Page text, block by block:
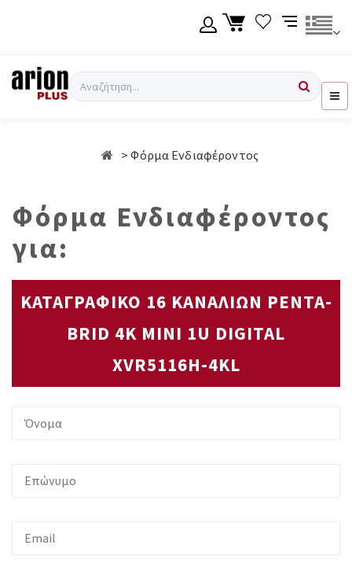
Σύνδεση χρήση
Αναζήτηση
Φόρμα Ενδιαφέροντος
Φόρμα Ενδιαφέροντος
για:
ΚΑΤΑΓΡΑΦΙΚΟ 16 ΚΑΝΑΛΙΩΝ PENTA-
BRID 4K MINI 1U DIGITAL
XVR5116H-4KL